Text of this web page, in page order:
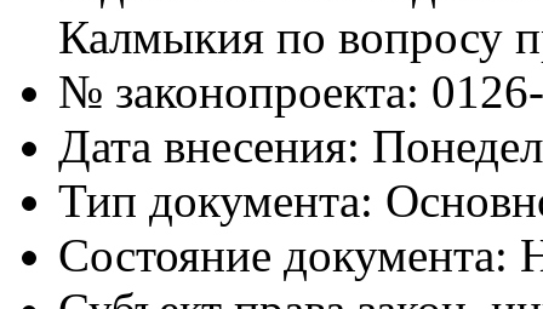
Калмыкия по вопросу
№ законопроекта:
Дата внесения:
Тип документа:
Состояние документа: